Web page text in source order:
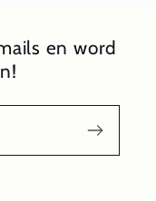
en word